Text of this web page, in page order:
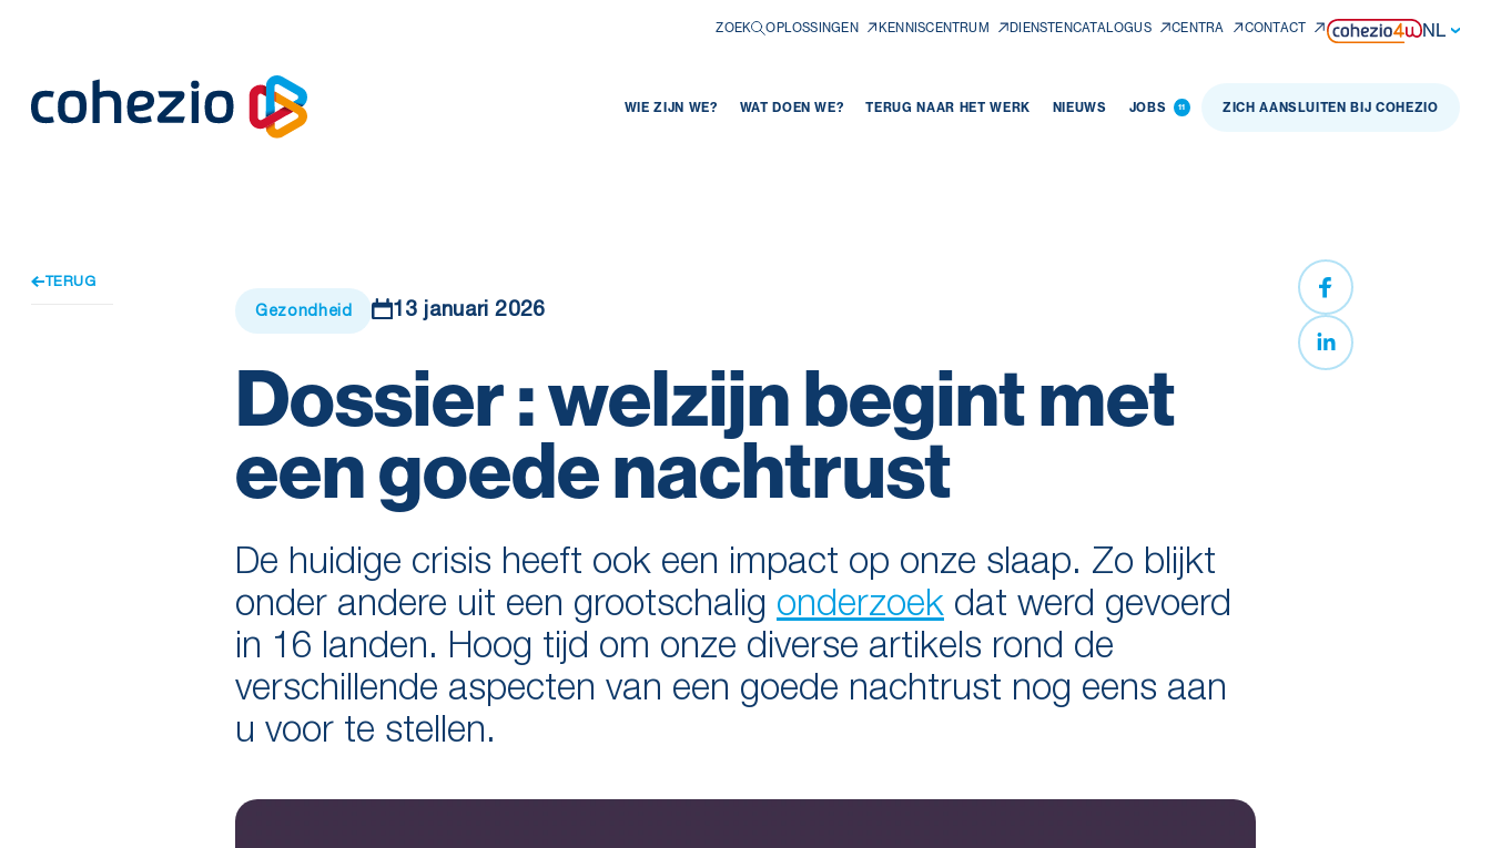
ZOEK OPLOSSINGEN KENNISCENTRUM DIENSTENCATALOGUS CENTRA CONTACT NL
WIE ZIJN WE? WAT DOEN WE? TERUG NAAR HET WERK NIEUWS JOBS 11 ZICH AANSLUITEN BIJ COHEZIO
TERUG
Gezondheid 13 januari 2026
Dossier : welzijn begint met
een goede nachtrust
De huidige crisis heeft ook een impact op onze slaap. Zo blijkt
onder andere uit een grootschalig onderzoek dat werd gevoerd
in 16 landen. Hoog tijd om onze diverse artikels rond de
verschillende aspecten van een goede nachtrust nog eens aan
u voor te stellen.